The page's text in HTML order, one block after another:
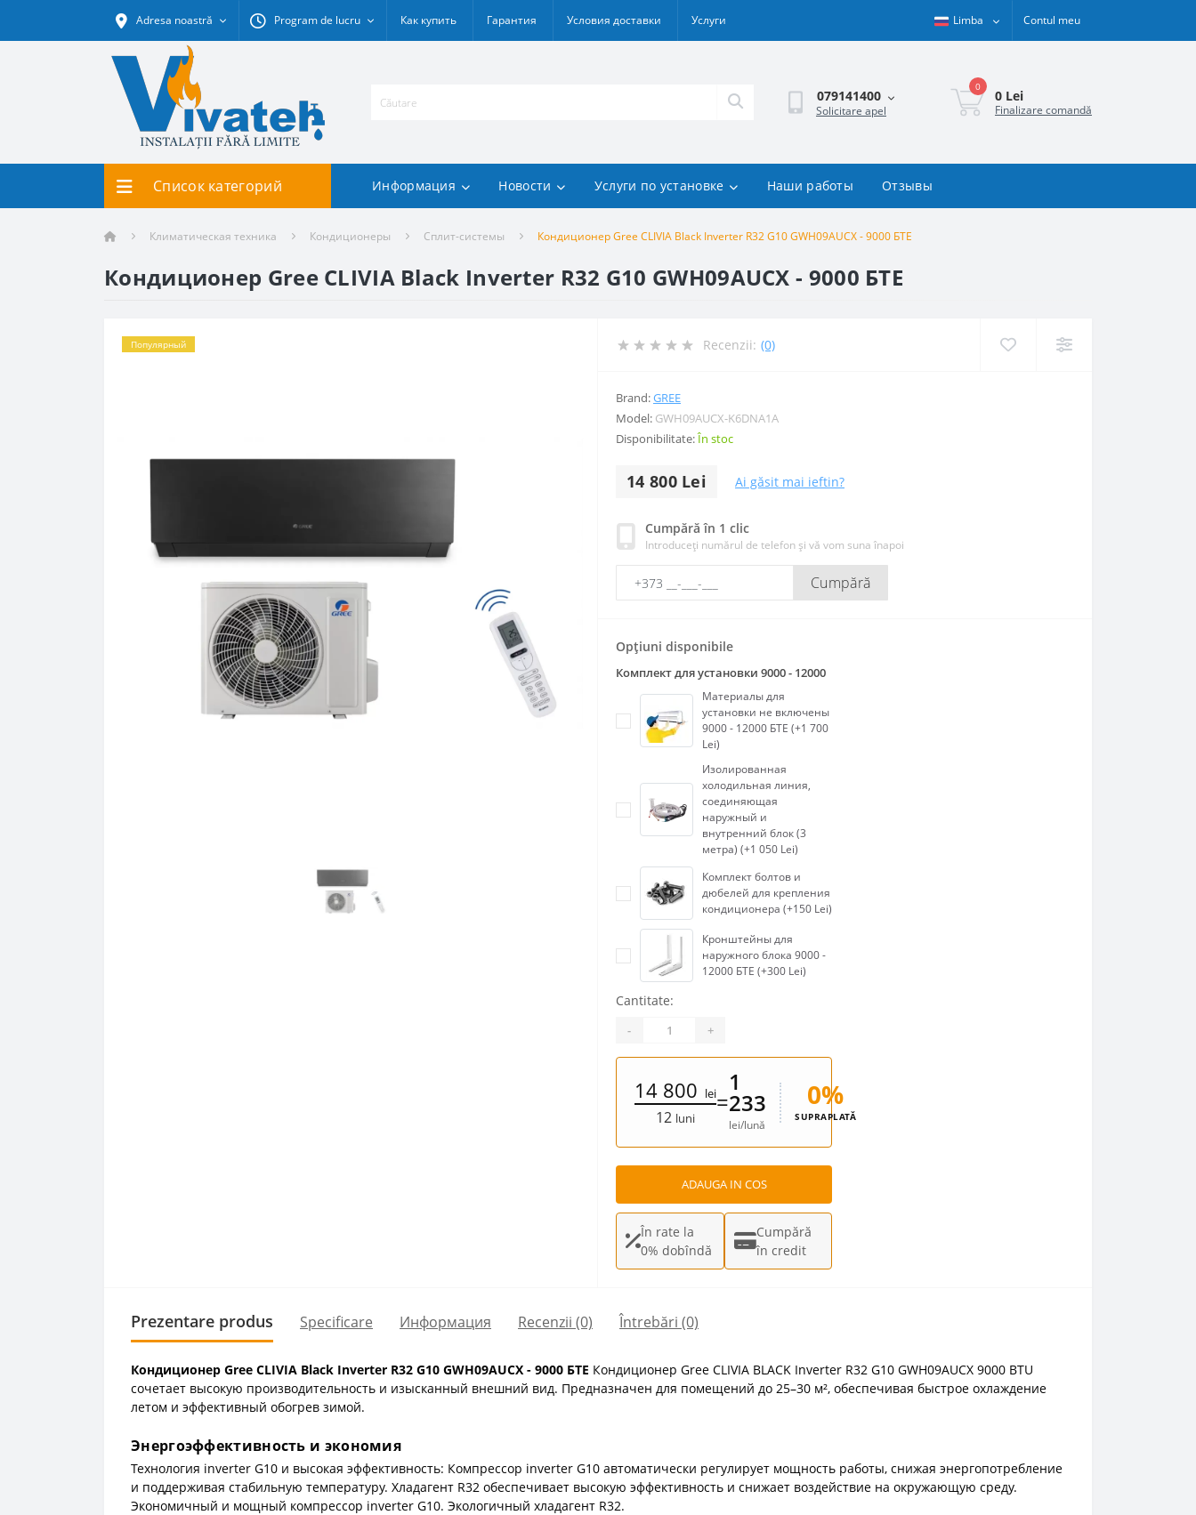
Adresa noastră Program de lucru Как купить Гарантия Условия доставки Услуги Limba Contul meu
079141400
Solicitare apel
0
0 Lei
Finalizare comandă
Список категорий Информация Новости Услуги по установке Наши работы Отзывы
Климатическая техника Кондиционеры Сплит-системы Кондиционер Gree CLIVIA Black Inverter R32 G10 GWH09AUCX - 9000 БТЕ
Кондиционер Gree CLIVIA Black Inverter R32 G10 GWH09AUCX - 9000 БТЕ
Популярный Recenzii: (0)
Brand:GREE
Model: GWH09AUCX-K6DNA1A
Disponibilitate:În stoc
14 800 Lei Ai găsit mai ieftin?
Cumpără în 1 clic
Introduceți numărul de telefon și vă vom suna înapoi
Cumpără
Opțiuni disponibile
Комплект для установки 9000 - 12000
Материалы для
установки не включены
9000 - 12000 БТЕ (+1 700
Lei)
Изолированная
холодильная линия,
соединяющая
наружный и
внутренний блок (3
метра) (+1 050 Lei)
Комплект болтов и
дюбелей для крепления
кондиционера (+150 Lei)
Кронштейны для
наружного блока 9000 -
12000 БТЕ (+300 Lei)
Cantitate:
- +
14 800 lei
12 luni
=
1
233
lei/lună
0%
SUPRAPLATĂ
ADAUGA IN COS
În rate la
0% dobîndă
Cumpără
în credit
Prezentare produs Specificare Информация Recenzii (0) Întrebări (0)
Кондиционер Gree CLIVIA Black Inverter R32 G10 GWH09AUCX - 9000 БТЕ Кондиционер Gree CLIVIA BLACK Inverter R32 G10 GWH09AUCX 9000 BTU
сочетает высокую производительность и изысканный внешний вид. Предназначен для помещений до 25–30 м², обеспечивая быстрое охлаждение
летом и эффективный обогрев зимой.
Энергоэффективность и экономия
Технология inverter G10 и высокая эффективность: Компрессор inverter G10 автоматически регулирует мощность работы, снижая энергопотребление
и поддерживая стабильную температуру. Хладагент R32 обеспечивает высокую эффективность и снижает воздействие на окружающую среду.
Экономичный и мощный компрессор inverter G10. Экологичный хладагент R32.